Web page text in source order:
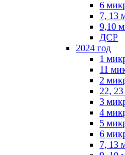
6
7, 13
9,10
ДСР
2024 год
1
11
2
22,
3
4
5
6
7, 13